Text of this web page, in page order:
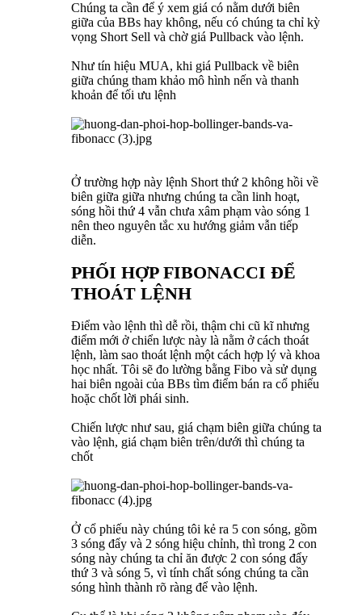
Chúng ta cần để ý xem giá có nằm dưới biên
giữa của BBs hay không, nếu có chúng ta chỉ kỳ
vọng Short Sell và chờ giá Pullback vào lệnh.
Như tín hiệu MUA, khi giá Pullback về biên
giữa chúng tham khảo mô hình nến và thanh
khoản để tối ưu lệnh
Ở trường hợp này lệnh Short thứ 2 không hồi về
biên giữa giữa nhưng chúng ta cần linh hoạt,
sóng hồi thứ 4 vẫn chưa xâm phạm vào sóng 1
nên theo nguyên tắc xu hướng giảm vẫn tiếp
diễn.
PHỐI HỢP FIBONACCI ĐỂ
THOÁT LỆNH
Điểm vào lệnh thì dễ rồi, thậm chi cũ kĩ nhưng
điểm mới ở chiển lược này là nằm ở cách thoát
lệnh, làm sao thoát lệnh một cách hợp lý và khoa
học nhất. Tôi sẽ đo lường bằng Fibo và sử dụng
hai biên ngoài của BBs tìm điểm bán ra cổ phiếu
hoặc chốt lời phái sinh.
Chiến lược như sau, giá chạm biên giữa chúng ta
vào lệnh, giá chạm biên trên/dưới thì chúng ta
chốt
Ở cổ phiếu này chúng tôi kẻ ra 5 con sóng, gồm
3 sóng đẩy và 2 sóng hiệu chỉnh, thì trong 2 con
sóng này chúng ta chỉ ăn được 2 con sóng đẩy
thứ 3 và sóng 5, vì tính chất sóng chúng ta cần
sóng hình thành rõ ràng để vào lệnh.